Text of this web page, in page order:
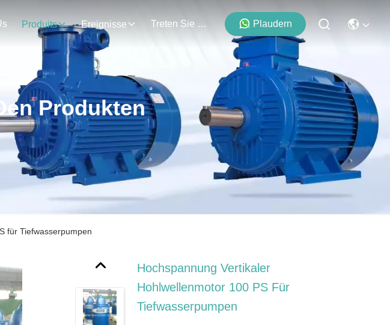
Produits Ereignisse Treten Sie Mit Uns In Verbindung Plaudern
Produkten
für Tiefwasserpumpen
Hochspannung Vertikaler
Hohlwellenmotor 100 PS Für
Tiefwasserpumpen